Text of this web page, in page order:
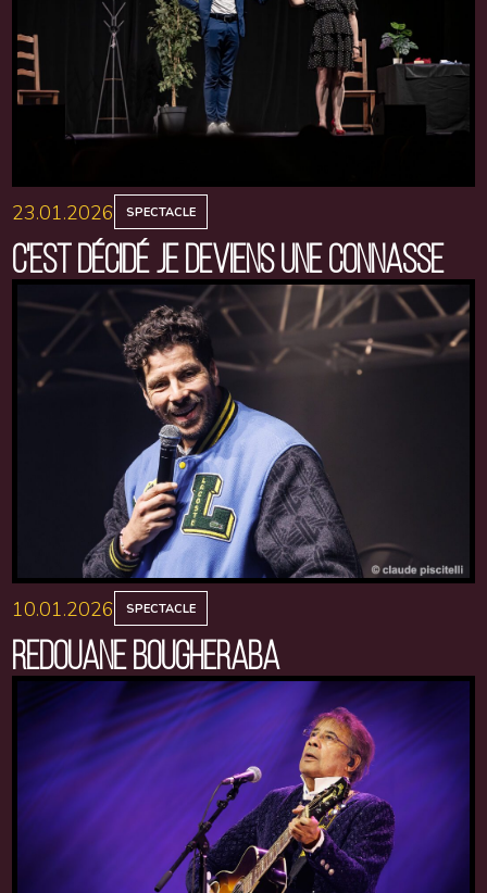
23.01.2026 SPECTACLE
C'EST DÉCIDÉ JE DEVIENS UNE CONNASSE
10.01.2026 SPECTACLE
REDOUANE BOUGHERABA